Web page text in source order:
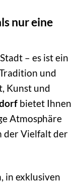
nur eine
– es ist ein
und
Kunst und
bietet Ihnen
Atmosphäre
der Vielfalt der
in exklusiven